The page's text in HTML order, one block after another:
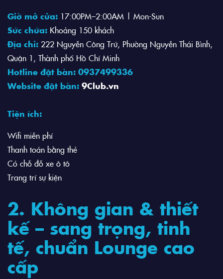
Giờ mở cửa: 17:00PM–2:00AM | Mon-Sun
Sức chứa: Khoảng 150 khách
Địa chỉ: 222 Nguyễn Công Trứ, Phường Nguyễn Thái Bình,
Quận 1, Thành phố Hồ Chí Minh
Hotline đặt bàn: 0937499336
Website đặt bàn: 9Club.vn
Tiện ích:
Wifi miễn phí
Thanh toán bằng thẻ
Có chỗ đỗ xe ô tô
Trang trí sự kiện
2. Không gian & thiết
kế – sang trọng, tinh
tế, chuẩn Lounge cao
cấp